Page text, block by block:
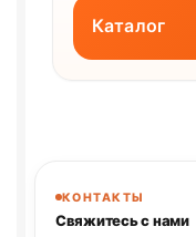
Каталог
КОНТАКТЫ
Свяжитесь с нами